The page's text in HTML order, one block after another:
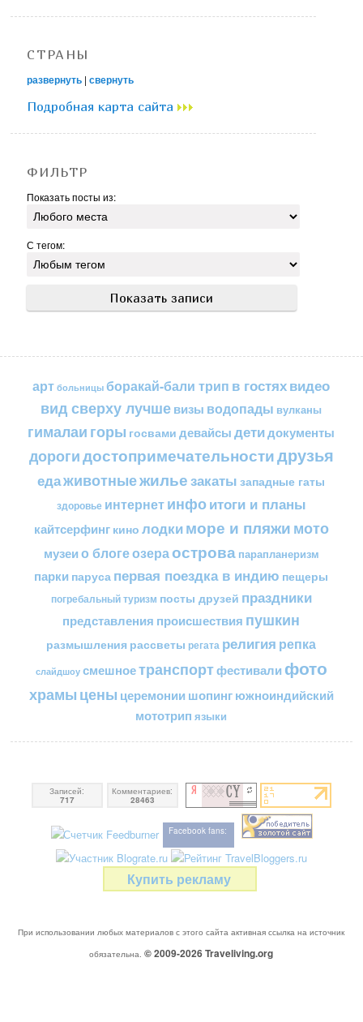
СТРАНЫ
развернуть |свернуть
Подробная карта сайта
ФИЛЬТР
Показать посты из:
С тегом:
арт больницы боракай-бали трип в гостяхвидео
вид сверху лучшевизы водопады вулканы
гималаи горы госвами девайсы детидокументы
дорогидостопримечательностидрузья
едаживотныежильезакаты западные гаты
здоровье интернетинфоитоги и планы
кайтсерфинг кино лодкиморе и пляжимото
музеи о блогеозераострова парапланеризм
парки паруса первая поездка в индию пещеры
погребальный туризм посты друзей праздники
представления происшествия пушкин
размышления рассветы регата религия репка
слайдшоу смешноетранспортфестивали фото
храмы цены церемонии шопингюжноиндийский
мототрип языки
Записей:
717
Комментариев:
28463
Facebook fans:
Купить рекламу
При использовании любых материалов с этого сайта активная ссылка на источник
обязательна. © 2009-2026Traveliving.org